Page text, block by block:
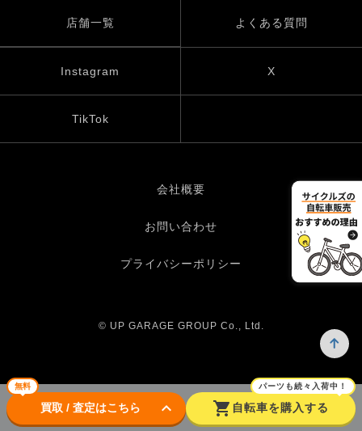
無料
買取 / 査定はこちら keyboard_arrow_down shopping_cart
パーツも続々入荷中！
自転車を購入する
店舗一覧 よくある質問
Instagram X
TikTok
会社概要
お問い合わせ
プライバシーポリシー
© UP GARAGE GROUP Co., Ltd.